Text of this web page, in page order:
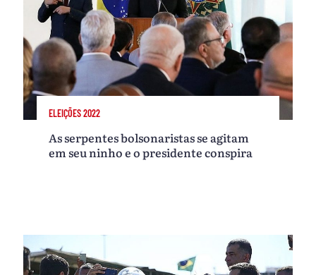
ELEIÇÕES 2022
As serpentes bolsonaristas se agitam
em seu ninho e o presidente conspira